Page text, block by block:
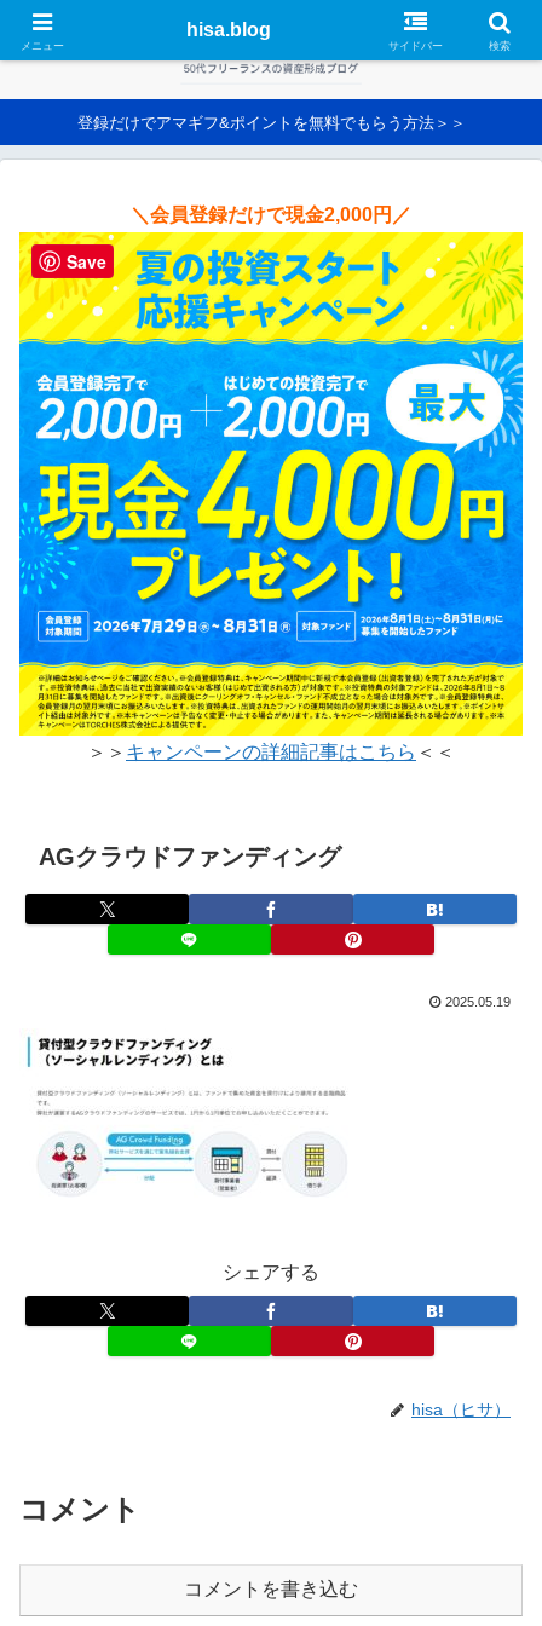
登録だけでアマギフ&ポイントを無料でもらう方法＞＞
＼会員登録だけで現金2,000円／
＞＞ キャンペーンの詳細記事はこちら ＜＜
AGクラウドファンディング
2025.05.19
シェアする
hisa（ヒサ）
コメント
コメントを書き込む
メニュー
hisa.blog
サイドバー 検索
Save